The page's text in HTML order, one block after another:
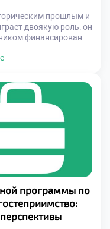
прошлым и
двоякую роль: он
финансирования
потоками
между государством,
зависит будущее
и природного […]
программы по